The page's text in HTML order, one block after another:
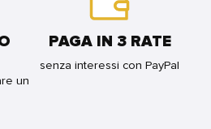
un
PAGA IN 3 RATE
senza interessi con PayPal